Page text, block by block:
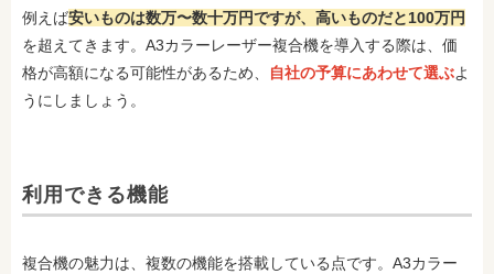
例えば安いものは数万〜数十万円ですが、高いものだと100万円
を超えてきます。A3カラーレーザー複合機を導入する際は、価
格が高額になる可能性があるため、
自社の予算にあわせて選ぶよ
うにしましょう。
利用できる機能
複合機の魅力は、複数の機能を搭載している点です。A3カラー